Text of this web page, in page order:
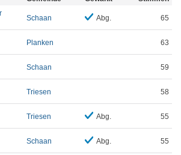
Schaan Abg. 65
Planken 63
Schaan 59
Triesen 58
Triesen Abg. 55
Schaan Abg. 55